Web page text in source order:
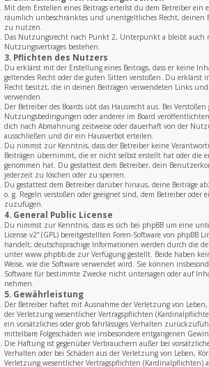
Mit dem Erstellen eines Beitrags erteilst du dem Betreiber ein
räumlich unbeschränktes und unentgeltliches Recht, deinen
zu nutzen.
Das Nutzungsrecht nach Punkt 2, Unterpunkt a bleibt auch
Nutzungsvertrages bestehen.
3. Pflichten des Nutzers
Du erklärst mit der Erstellung eines Beitrags, dass er keine
geltendes Recht oder die guten Sitten verstoßen. Du erklärst
Recht besitzt, die in deinen Beiträgen verwendeten Links
verwenden.
Der Betreiber des Boards übt das Hausrecht aus. Bei Verstößen
Nutzungsbedingungen oder anderer im Board
dich nach Abmahnung zeitweise oder dauerhaft von der
ausschließen und dir ein Hausverbot erteilen.
Du nimmst zur Kenntnis, dass der Betreiber keine
Beiträgen übernimmt, die er nicht selbst erstellt hat oder die
genommen hat. Du gestattest dem Betreiber, dein
jederzeit zu löschen oder zu sperren.
Du gestattest dem Betreiber darüber hinaus, deine Beiträge
o. g. Regeln verstoßen oder geeignet sind, dem Betreiber oder
zuzufügen.
4. General Public License
Du nimmst zur Kenntnis, dass es sich bei phpBB um eine
License v2“ (GPL) bereitgestellten Foren-Software von phpBB
handelt; deutschsprachige Informationen werden durch die
unter www.phpbb.de zur Verfügung gestellt. Beide haben
Weise, wie die Software verwendet wird. Sie können
Software für bestimmte Zwecke nicht untersagen oder auf
nehmen.
5. Gewährleistung
Der Betreiber haftet mit Ausnahme der Verletzung von
der Verletzung wesentlicher Vertragspflichten
ein vorsätzliches oder grob fahrlässiges Verhalten
mittelbare Folgeschäden wie insbesondere entgangenen
Die Haftung ist gegenüber Verbrauchern außer bei
Verhalten oder bei Schäden aus der Verletzung von Leben,
Verletzung wesentlicher Vertragspflichten (Kardinalpflichten)